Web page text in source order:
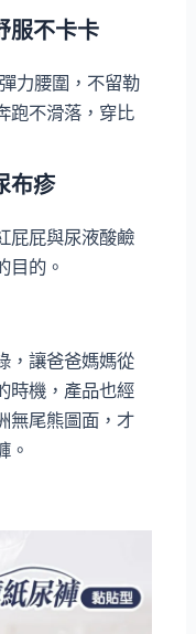
服不卡卡
力腰圍，不留勒
跑不滑落，穿比
布疹
屁屁與尿液酸鹼
目的。
，讓爸爸媽媽從
時機，產品也經
無尾熊圖面，才
。